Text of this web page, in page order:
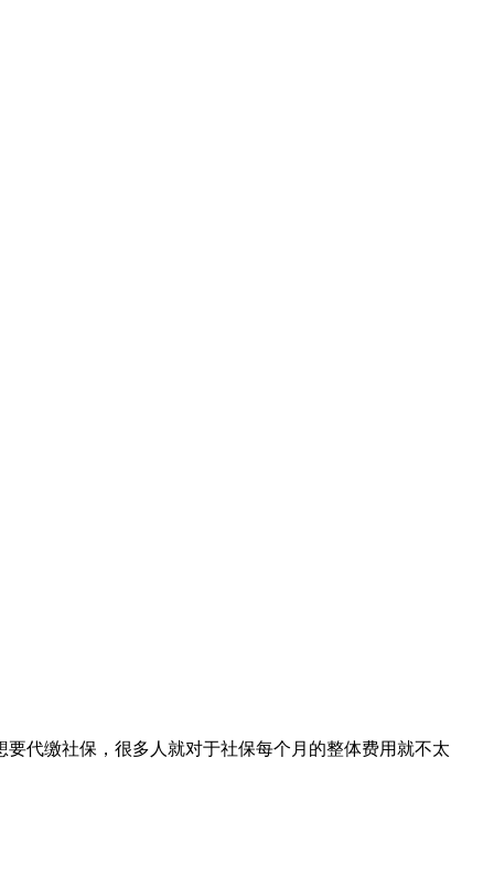
代缴社保，很多人就对于社保每个月的整体费用就不太